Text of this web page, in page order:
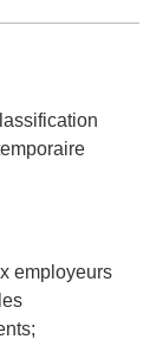
employeurs